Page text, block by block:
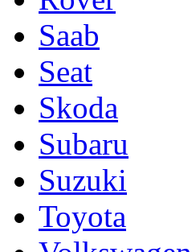
Saab
Seat
Skoda
Subaru
Suzuki
Toyota